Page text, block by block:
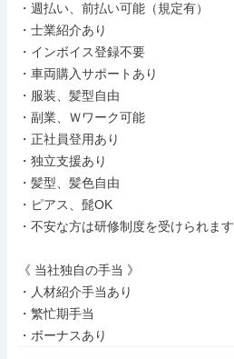
・週払い、前払い可能（規定有）
・士業紹介あり
・インボイス登録不要
・車両購入サポートあり
・服装、髪型自由
・副業、Ｗワーク可能
・正社員登用あり
・独立支援あり
・髪型、髪色自由
・ピアス、髭OK
・不安な方は研修制度を受けられます
《 当社独自の手当 》
・人材紹介手当あり
・繁忙期手当
・ボーナスあり